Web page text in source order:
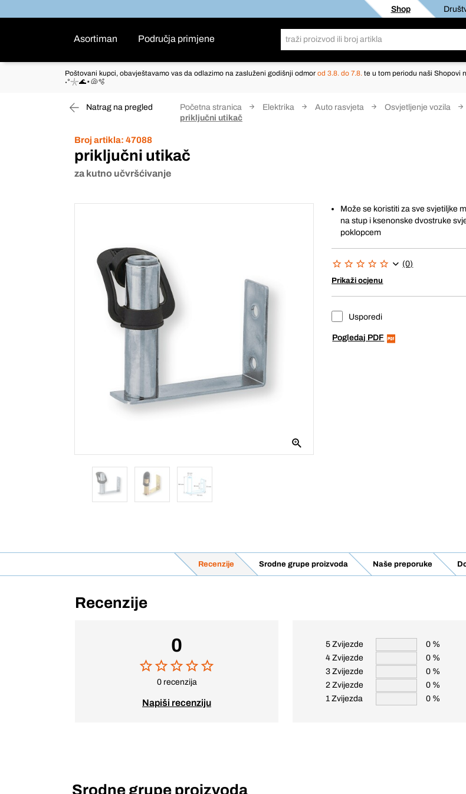
Shop
Asortiman Područja primjene
Poštovani kupci, obavještavamo vas da odlazimo na zasluženi godišnji odmor od 3.8. do 7.8. te u tom periodu naši Shopovi
˖°𓇼🌊⋆🐚🫧
Natrag na pregled Početna stranica Elektrika Auto rasvjeta Osvjetljenje vozila
priključni utikač
Broj artikla: 47088
priključni utikač
za kutno učvršćivanje
Može se koristiti za sve svjetiljke
na stup i ksenonske dvostruke
poklopcem
(0)
Prikaži ocjenu
Usporedi
Pogledaj PDF
Recenzije Srodne grupe proizvoda Naše preporuke
Recenzije
0
0 recenzija
Napiši recenziju
5 Zvijezde
0 %
4 Zvijezde
0 %
3 Zvijezde
0 %
2 Zvijezde
0 %
1 Zvijezda
0 %
Srodne grupe proizvoda